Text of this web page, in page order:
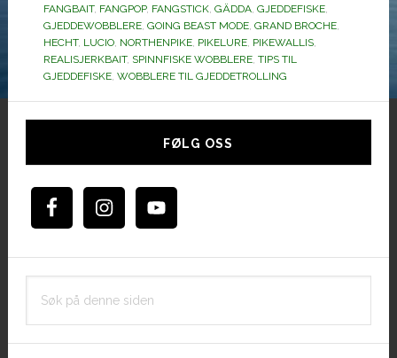
alle.
FANGBAIT, FANGPOP, FANGSTICK, GÄDDA, GJEDDEFISKE,
GJEDDEWOBBLERE, GOING BEAST MODE, GRAND BROCHE,
HECHT, LUCIO, NORTHENPIKE, PIKELURE, PIKEWALLIS,
REALISJERKBAIT, SPINNFISKE WOBBLERE, TIPS TIL
GJEDDEFISKE, WOBBLERE TIL GJEDDETROLLING
Hoved
FØLG OSS